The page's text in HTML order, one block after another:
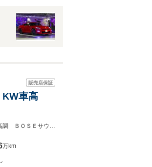
販売店保証
車高
ファインナッパレザー シートヒーター 純正ナビ＆Ｂカメラ アシスタンスＰ２０インチＡＷ ＫＷ車高調 ＢＯＳＥサウンド 前後ソナー ＥＴＣ 人気のブラック 早い物勝ち！
万km